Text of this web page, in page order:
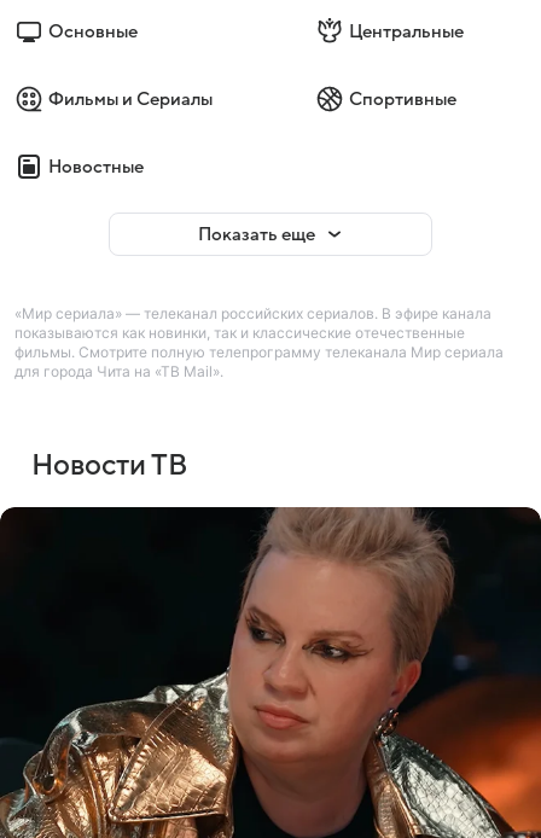
Основные Центральные
Фильмы и Сериалы Спортивные
Новостные
Показать еще
«Мир сериала» — телеканал российских сериалов. В эфире канала
показываются как новинки, так и классические отечественные
фильмы. Смотрите полную телепрограмму телеканала Мир сериала
для города Чита на «ТВ Mail».
Новости ТВ